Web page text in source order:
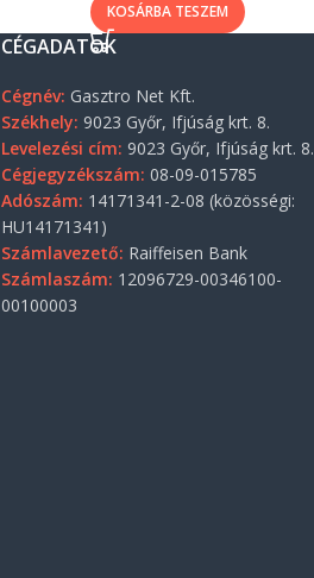
KOSÁRBA TESZEM
CÉGADATOK
Cégnév: Gasztro Net Kft.
Székhely: 9023 Győr, Ifjúság krt. 8.
Levelezési cím: 9023 Győr, Ifjúság krt. 8.
Cégjegyzékszám: 08-09-015785
Adószám: 14171341-2-08 (közösségi:
HU14171341)
Számlavezető: Raiffeisen Bank
Számlaszám: 12096729-00346100-
00100003